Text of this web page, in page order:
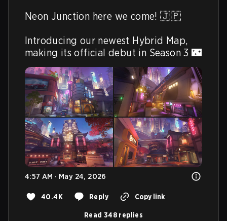
Neon Junction here we come! 🇯🇵
Introducing our newest Hybrid Map,
4:57 AM · May 24, 2026
40.4K Reply Copy link
Read 348 replies